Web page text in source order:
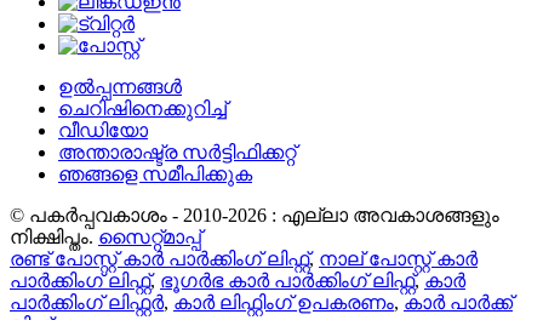
ഉൽപ്പന്നങ്ങൾ
ചെറിഷിനെക്കുറിച്ച്
വീഡിയോ
അന്താരാഷ്ട്ര സർട്ടിഫിക്കറ്റ്
ഞങ്ങളെ സമീപിക്കുക
© പകർപ്പവകാശം - 2010-2026 : എല്ലാ അവകാശങ്ങളും
നിക്ഷിപ്തം. സൈറ്റ്മാപ്പ്
രണ്ട് പോസ്റ്റ് കാർ പാർക്കിംഗ് ലിഫ്റ്റ്, നാല് പോസ്റ്റ് കാർ
പാർക്കിംഗ് ലിഫ്റ്റ്, ഭൂഗർഭ കാർ പാർക്കിംഗ് ലിഫ്റ്റ്, കാർ
പാർക്കിംഗ് ലിഫ്റ്റർ, കാർ ലിഫ്റ്റിംഗ് ഉപകരണം, കാർ പാർക്ക്